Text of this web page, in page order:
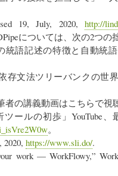
19, July, 2020, http://
については、次の2つの
統語記述の特徴と自動統
依存文法ツリーバンクの
者の講義動画はこちらで視
ツールの初歩」YouTube
。
2020, https://www.sli.do/.
work — WorkFlowy,”